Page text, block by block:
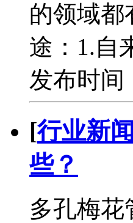
的领域都
途：1.自
发布时间
[行业新闻
些？
多孔梅花